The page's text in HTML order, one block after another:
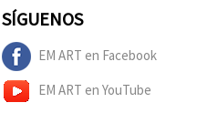
SÍGUENOS
EM ART en Facebook
EM ART en YouTube